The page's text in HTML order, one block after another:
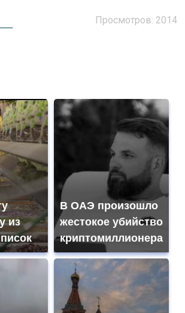
Просмотров: 2014
из
В ОАЭ произошло
жестокое убийство
криптомиллионера